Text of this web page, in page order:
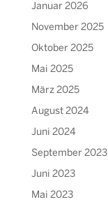
Januar 2026
November 2025
Oktober 2025
Mai 2025
März 2025
August 2024
Juni 2024
September 2023
Juni 2023
Mai 2023